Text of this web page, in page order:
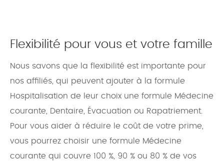
Flexibilité pour vous et votre famille
Nous savons que la flexibilité est importante pour
nos affiliés, qui peuvent ajouter à la formule
Hospitalisation de leur choix une formule Médecine
courante, Dentaire, Évacuation ou Rapatriement.
Pour vous aider à réduire le coût de votre prime,
vous pourrez choisir une formule Médecine
courante qui couvre 100 %, 90 % ou 80 % de vos